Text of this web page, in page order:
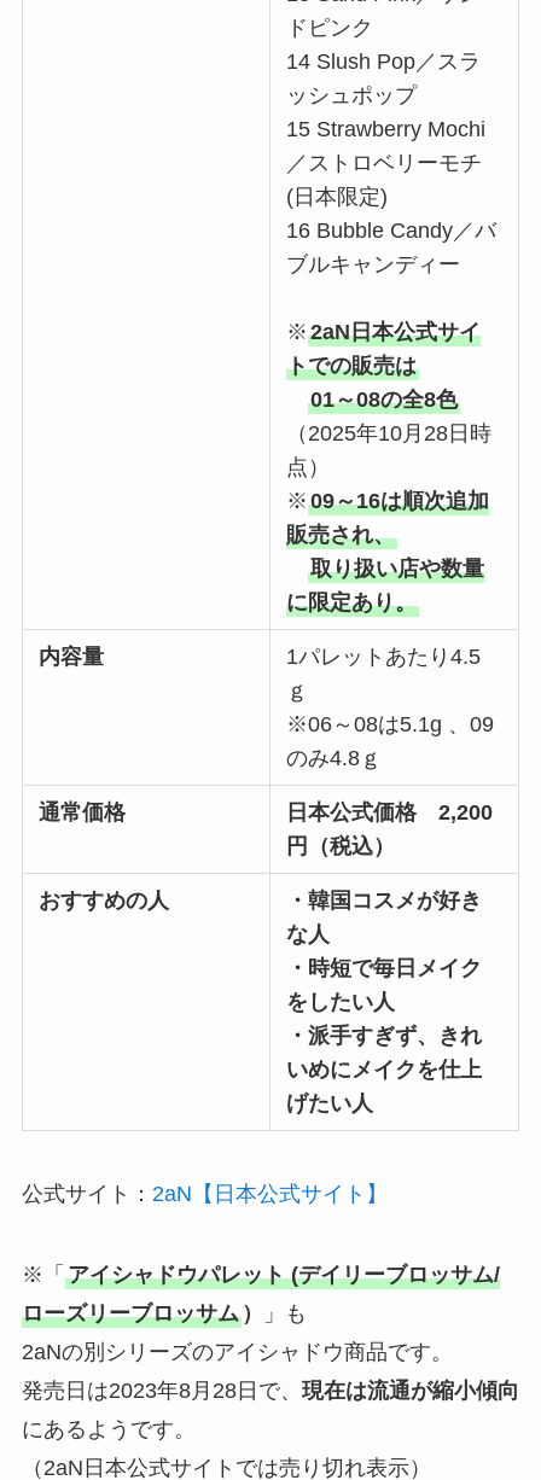
ドピンク
14 Slush Pop／スラ
ッシュポップ
15 Strawberry Mochi
／ストロベリーモチ
(日本限定)
16 Bubble Candy／バ
ブルキャンディー
※2aN日本公式サイ
トでの販売は
01～08の全8色
（2025年10月28日時
点）
※09～16は順次追加
販売され、
取り扱い店や数量
に限定あり。
内容量
1パレットあたり4.5
ｇ
※06～08は5.1g 、09
のみ4.8ｇ
通常価格
日本公式価格 2,200
円（税込）
おすすめの人
・韓国コスメが好き
な人
・時短で毎日メイク
をしたい人
・派手すぎず、きれ
いめにメイクを仕上
げたい人
公式サイト： 2aN【日本公式サイト】
※「 アイシャドウパレット (デイリーブロッサム/
ローズリーブロッサム）
」も
2aNの別シリーズのアイシャドウ商品です。
発売日は2023年8月28日で、 現在は流通が縮小傾向
にあるようです。
（2aN日本公式サイトでは売り切れ表示）